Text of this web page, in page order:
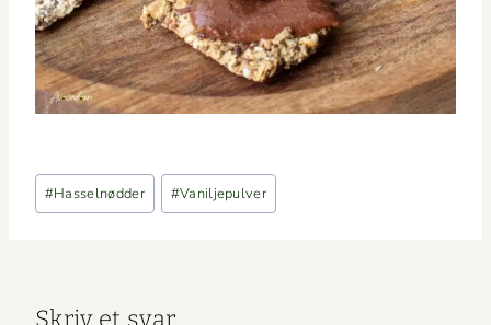
Indlæg-
tags:
#Hasselnødder #Vaniljepulver
Skriv et svar